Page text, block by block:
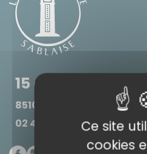
15 avenue Jean
85100 Les Sables
02 44 41 65 34Ce site
cookies